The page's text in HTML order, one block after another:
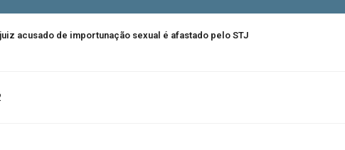
acusado de importunação sexual é afastado pelo STJ